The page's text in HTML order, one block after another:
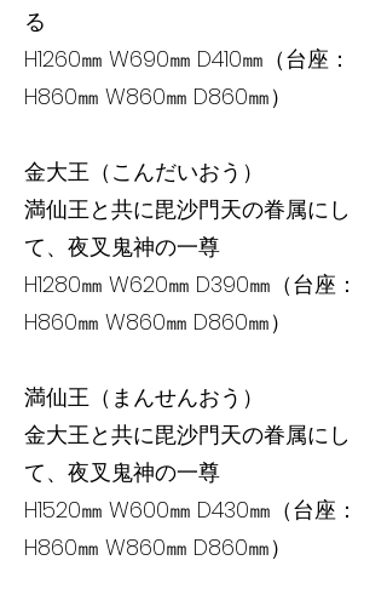
る
H1260㎜ W690㎜ D410㎜（台座：
H860㎜ W860㎜ D860㎜）
金大王（こんだいおう）
満仙王と共に毘沙門天の眷属にし
て、夜叉鬼神の一尊
H1280㎜ W620㎜ D390㎜（台座：
H860㎜ W860㎜ D860㎜）
満仙王（まんせんおう）
金大王と共に毘沙門天の眷属にし
て、夜叉鬼神の一尊
H1520㎜ W600㎜ D430㎜（台座：
H860㎜ W860㎜ D860㎜）